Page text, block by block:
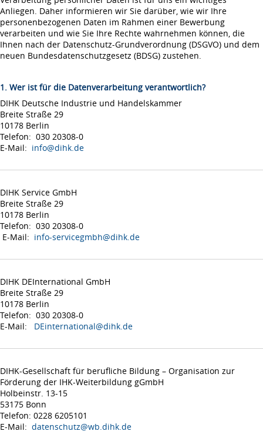
Anliegen. Daher informieren wir Sie darüber, wie wir Ihre
personenbezogenen Daten im Rahmen einer Bewerbung
verarbeiten und wie Sie Ihre Rechte wahrnehmen können, die
Ihnen nach der Datenschutz-Grundverordnung (DSGVO) und dem
neuen Bundesdatenschutzgesetz (BDSG) zustehen.
1. Wer ist für die Datenverarbeitung verantwortlich?
DIHK Deutsche Industrie und Handelskammer
Breite Straße 29
10178 Berlin
Telefon: 030 20308-0
E-Mail: info@dihk.de
DIHK Service GmbH
Breite Straße 29
10178 Berlin
Telefon: 030 20308-0
E-Mail: info-servicegmbh@dihk.de
DIHK DEInternational GmbH
Breite Straße 29
10178 Berlin
Telefon: 030 20308-0
E-Mail: DEinternational@dihk.de
DIHK-Gesellschaft für berufliche Bildung – Organisation zur
Förderung der IHK-Weiterbildung gGmbH
Holbeinstr. 13-15
53175 Bonn
Telefon: 0228 6205101
E-Mail: datenschutz@wb.dihk.de